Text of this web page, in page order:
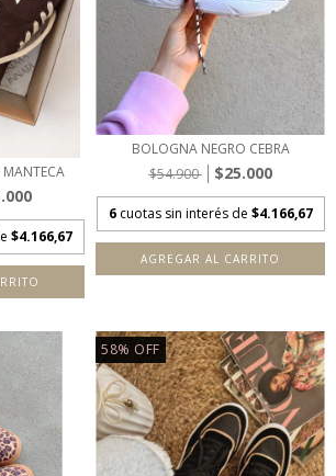
$4.166,67
BOLOGNA NEGRO CEBRA
$54.900
$25.000
6 cuotas sin interés de $4.166,67
AGREGAR AL CARRITO
58% OFF